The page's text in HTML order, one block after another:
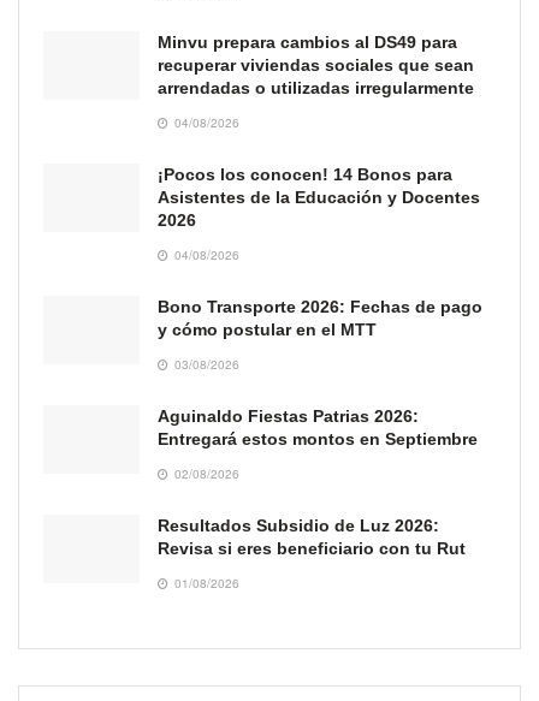
Minvu prepara cambios al DS49 para
recuperar viviendas sociales que sean
arrendadas o utilizadas irregularmente
04/08/2026
¡Pocos los conocen! 14 Bonos para
Asistentes de la Educación y Docentes
2026
04/08/2026
Bono Transporte 2026: Fechas de pago
y cómo postular en el MTT
03/08/2026
Aguinaldo Fiestas Patrias 2026:
Entregará estos montos en Septiembre
02/08/2026
Resultados Subsidio de Luz 2026:
Revisa si eres beneficiario con tu Rut
01/08/2026